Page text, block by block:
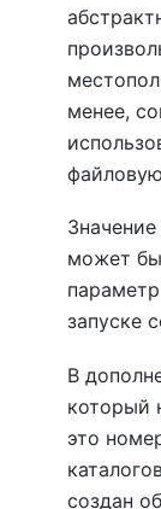
менее,
может
запуске
В
который
это
создан